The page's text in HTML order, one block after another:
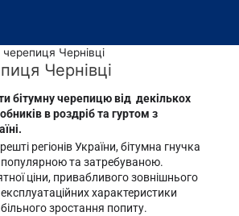
черепиця Чернівці
Чернівці
бітумну черепицю від декількох
в роздріб та гуртом з
регіонів України, бітумна гнучка
популярною та затребуваною.
ціни, привабливого зовнішнього
характеристики
зростання попиту.